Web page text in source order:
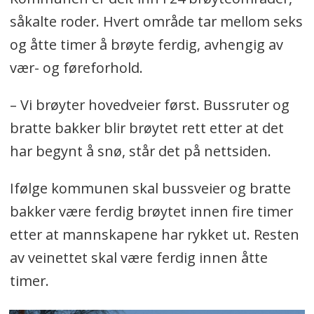
såkalte roder. Hvert område tar mellom seks
og åtte timer å brøyte ferdig, avhengig av
vær- og føreforhold.
– Vi brøyter hovedveier først. Bussruter og
bratte bakker blir brøytet rett etter at det
har begynt å snø, står det på nettsiden.
Ifølge kommunen skal bussveier og bratte
bakker være ferdig brøytet innen fire timer
etter at mannskapene har rykket ut. Resten
av veinettet skal være ferdig innen åtte
timer.